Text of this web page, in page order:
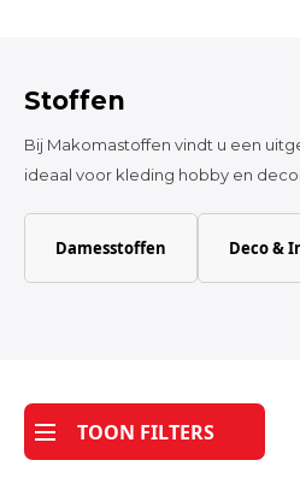
Katoen
Tijdpakker
Stoffen
Bij Makomastoffen vindt u een
ideaal voor kleding hobby en
Damesstoffen Deco &
TOON FILTERS